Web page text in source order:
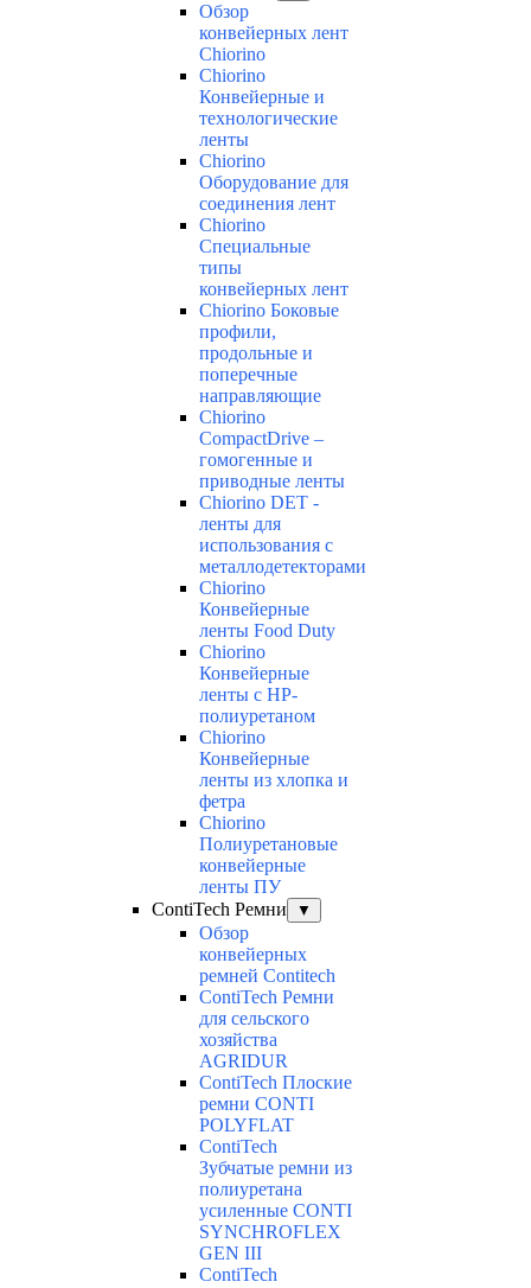
Обзор
конвейерных лент
Chiorino
Chiorino
Конвейерные и
технологические
ленты
Chiorino
Оборудование для
соединения лент
Chiorino
Специальные
типы
конвейерных лент
Chiorino Боковые
профили,
продольные и
поперечные
направляющие
Chiorino
CompactDrive –
гомогенные и
приводные ленты
Chiorino DET -
ленты для
использования с
металлодетекторами
Chiorino
Конвейерные
ленты Food Duty
Chiorino
Конвейерные
ленты с НР-
полиуретаном
Chiorino
Конвейерные
ленты из хлопка и
фетра
Chiorino
Полиуретановые
конвейерные
ленты ПУ
ContiTech Ремни
▼
Обзор
конвейерных
ремней Contitech
ContiTech Ремни
для сельского
хозяйства
AGRIDUR
ContiTech Плоские
ремни CONTI
POLYFLAT
ContiTech
Зубчатые ремни из
полиуретана
усиленные CONTI
SYNCHROFLEX
GEN III
ContiTech